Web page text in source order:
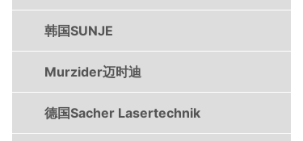
韩国SUNJE
Murzider迈时迪
德国Sacher Lasertechnik